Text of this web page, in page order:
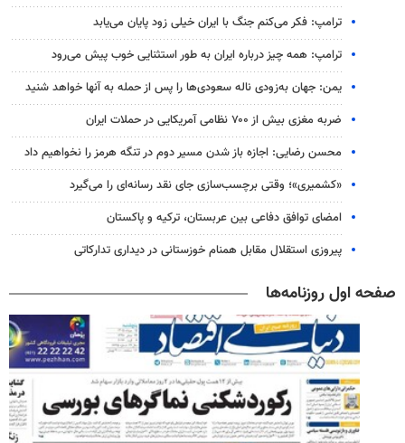
ترامپ: فکر می‌کنم جنگ با ایران خیلی زود پایان می‌یابد
ترامپ: همه چیز درباره ایران به طور استثنایی خوب پیش می‌رود
یمن: جهان به‌زودی ناله سعودی‌ها را پس از حمله به آنها خواهد شنید
ضربه مغزی بیش از ۷۰۰ نظامی آمریکایی در حملات ایران
محسن رضایی: اجازه باز شدن مسیر دوم در تنگه هرمز را نخواهیم داد
«کشمیری»؛ وقتی برچسب‌سازی جای نقد رسانه‌ای را می‌گیرد
امضای توافق دفاعی بین عربستان، ترکیه و پاکستان
پیروزی استقلال مقابل همنام خوزستانی در دیداری تدارکاتی
صفحه اول روزنامه‌ها